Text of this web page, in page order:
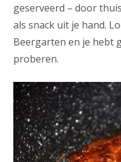
geserveerd – door
als snack uit je hand.
Beergarten en je hebt
proberen.